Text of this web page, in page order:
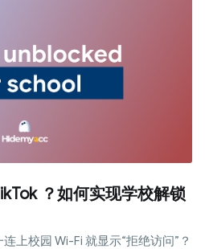
？如何实现学校解锁
上校园 Wi-Fi 就显示“拒绝访问”？